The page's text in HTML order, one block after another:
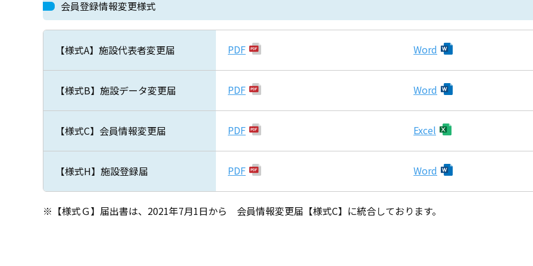
会員登録情報変更様式
【様式A】施設代表者変更届 PDF Word
【様式B】施設データ変更届 PDF Word
【様式C】会員情報変更届 PDF Excel
【様式H】施設登録届 PDF Word
※【様式Ｇ】届出書は、2021年7月1日から 会員情報変更届【様式C】に統合しております。